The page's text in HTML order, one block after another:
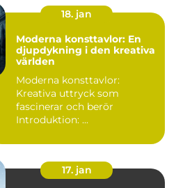
18. jan
Moderna konsttavlor: En
djupdykning i den kreativa
världen
Moderna konsttavlor:
Kreativa uttryck som
fascinerar och berör
Introduktion: ...
17. jan